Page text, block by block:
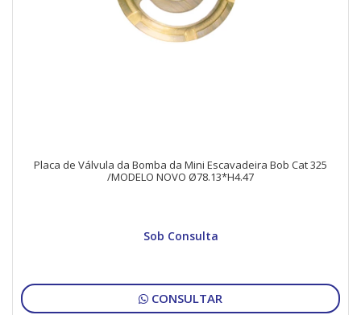
Placa de Válvula da Bomba da Mini Escavadeira Bob Cat 325
/MODELO NOVO Ø78.13*H4.47
Sob Consulta
CONSULTAR